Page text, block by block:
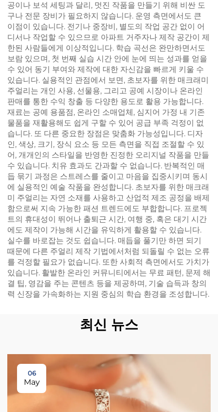
공이나 보석 세팅과 달리, 멋진 작품을 만들기 위해 비싼 도
구나 전문 장비가 필요하지 않습니다. 운영 측면에서도 큰
이점이 있습니다. 전기나 중장비, 별도의 작업 공간 없이 어
디서나 작업할 수 있으므로 아파트 거주자나 제작 공간이 제
한된 사람들에게 이상적입니다. 학습 곡선은 완만하면서도
보람 있으며, 첫 번째 실습 시간 안에 눈에 띄는 성과를 얻을
수 있어 동기 부여와 제작에 대한 자신감을 빠르게 키울 수
있습니다. 실용적인 관점에서 보면, 초보자를 위한 매크래미
주얼리는 개인 사용, 선물용, 그리고 공예 시장이나 온라인
판매를 통한 수익 창출 등 다양한 용도로 활용 가능합니다.
재료는 공예 용품점, 온라인 소매업체, 심지어 가정 내 기존
물품을 재활용해도 쉽게 구할 수 있어 공급 부족 걱정이 없
습니다. 또 다른 중요한 장점은 맞춤화 가능성입니다. 디자
인, 색상, 크기, 장식 요소 등 모든 측면을 직접 조절할 수 있
어, 개개인의 스타일을 반영한 진정한 오리지널 작품을 만들
수 있습니다. 치유 효과도 간과할 수 없습니다. 반복적인 매
듭 묶기 과정은 스트레스를 줄이고 마음을 집중시키며 동시
에 실용적인 예술 작품을 완성합니다. 초보자를 위한 매크래
미 주얼리는 자연 소재를 사용하고 산업적 제조 공정을 배제
함으로써 지속 가능한 패션 트렌드에도 부합합니다. 프로젝
트의 휴대성이 뛰어나 출퇴근 시간, 여행 중, 혹은 대기 시간
에도 제작이 가능해 시간을 유익하게 활용할 수 있습니다.
실수를 바로잡는 것도 쉽습니다. 매듭을 풀기만 하면 되기
때문에 다른 주얼리 제작 기법에서처럼 되돌릴 수 없는 오류
를 걱정할 필요가 없습니다. 또한 사회적 측면에서도 가치가
있습니다. 활발한 온라인 커뮤니티에서는 무료 패턴, 문제 해
결 팁, 영감을 주는 콘텐츠 등을 제공하며, 기술 습득과 창의
력 신장을 가속화하는 지원 중심의 학습 환경을 조성합니다.
최신 뉴스
06
May